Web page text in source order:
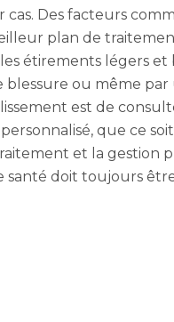
Des facteurs
plan de
étirements légers et
ou même par
est de
que ce
et la gestion
santé doit toujours